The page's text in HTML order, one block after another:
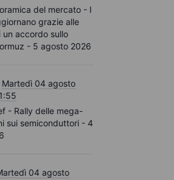
del mercato - I
grazie alle
un accordo sullo
- 5 agosto 2026
Martedì 04 agosto
- Rally delle mega-
sui semiconduttori - 4
04 agosto